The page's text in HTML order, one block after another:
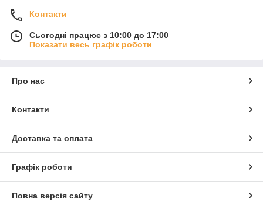
Контакти
Сьогодні працює з 10:00 до 17:00
Показати весь графік роботи
Про нас
Контакти
Доставка та оплата
Графік роботи
Повна версія сайту